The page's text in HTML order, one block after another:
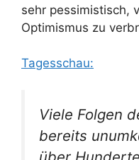
sehr pessimistisch,
Optimismus zu
Tagesschau:
Viele Folgen
bereits